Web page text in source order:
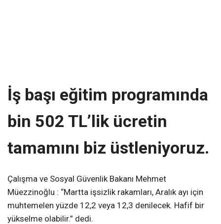
İş başı eğitim programında
bin 502 TL’lik ücretin
tamamını biz üstleniyoruz.
Çalışma ve Sosyal Güvenlik Bakanı Mehmet
Müezzinoğlu : “Martta işsizlik rakamları, Aralık ayı için
muhtemelen yüzde 12,2 veya 12,3 denilecek. Hafif bir
yükselme olabilir.” dedi.